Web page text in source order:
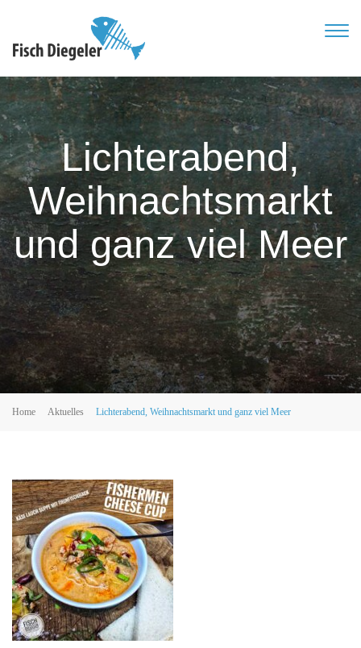
Lichterabend,
Weihnachtsmarkt
und ganz viel Meer
Home Aktuelles Lichterabend, Weihnachtsmarkt und ganz viel Meer